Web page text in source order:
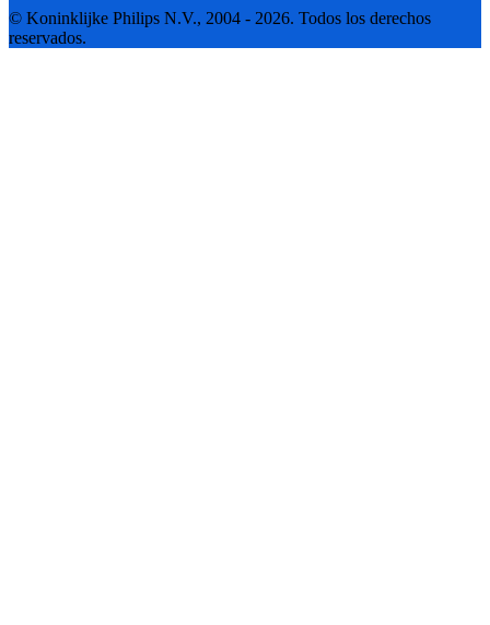
© Koninklijke Philips N.V., 2004 - 2026. Todos los derechos
reservados.